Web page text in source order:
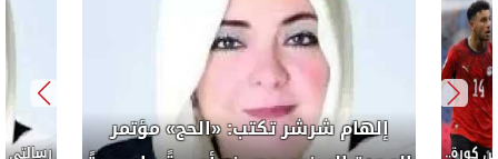
إلهام شرشر تكتب: «الحج» مؤتمر